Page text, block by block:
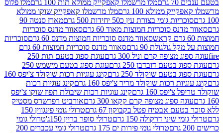
מלו מרשמלו קאפקייק ממולא תות 100 גרם
מלו פלוס
ממולא 100 גרם
מלו מרשמלו קאפקייק שוקו ממולא
גומי בצורת עין כ50 יחידות 500 גרם
מארז סנטה 90
סוכריות חמוצות מאוד 60 גרם
סאוור מדנס סוכריות
סאוור מדנס סוכריות חמוצות מדנס 60 גרם
סוכריות
גולגולת 90 גרם
סאוור מדנס סוכריות חמוצות 60 גרם
מצופה קרם וניל 300 גרם
עוגת ספוג בטעם תות 250
בטעם דובדבן 250 גרם
עוגת ספוג בטעם מישמש 250
בטעם שוקולד 250 גרם
קינג עוגיות רכות שוקולד צ'יפס 160
רכות שוקולד מריר צ'יפס 160 גרם
קינג עוגיות רכות
160 גרם
קינג עוגיות רכות שיבולת תפוז שוקו צ'יפס
ספוג מצופה קרם קקאו 300 גרם
אורביט רפרשרס מסטיק
אבטיח פטל בקבוקון 67 גרם
טרולי גומי פינגווין 150
שיני דרקולה 150 גרם
טרולי סופר בריין 150ג'
טרולי גומי
טרולי גומי פירות ים 175 גרם
טרולי גומי עכברים 200